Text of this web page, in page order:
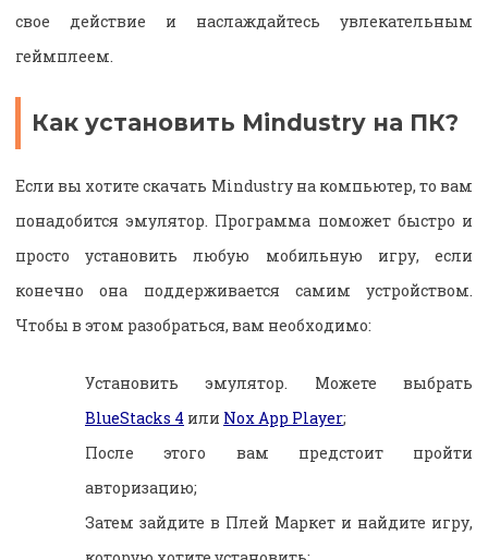
свое действие и наслаждайтесь увлекательным
геймплеем.
Как установить Mindustry на ПК?
Если вы хотите скачать Mindustry на компьютер, то вам
понадобится эмулятор. Программа поможет быстро и
просто установить любую мобильную игру, если
конечно она поддерживается самим устройством.
Чтобы в этом разобраться, вам необходимо:
Установить эмулятор. Можете выбрать
BlueStacks 4 или Nox App Player;
После этого вам предстоит пройти
авторизацию;
Затем зайдите в Плей Маркет и найдите игру,